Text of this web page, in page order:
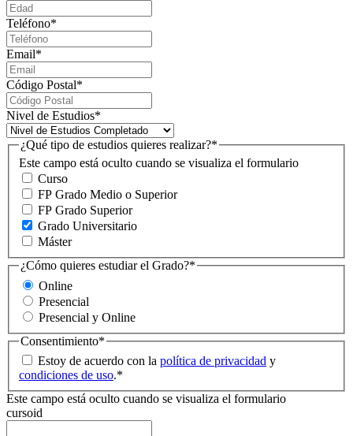
Teléfono*
Email*
Código Postal*
Nivel de Estudios*
Este campo está oculto cuando se visualiza el formulario
¿Qué tipo de estudios quieres realizar?*
Curso
FP Grado Medio o Superior
FP Grado Superior
Grado Universitario
Máster
¿Cómo quieres estudiar el Grado?*
Online
Presencial
Presencial y Online
Consentimiento*
Estoy de acuerdo con la política de privacidad y
condiciones de uso.*
Este campo está oculto cuando se visualiza el formulario
cursoid